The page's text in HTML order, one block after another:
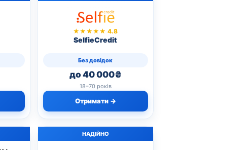
★★★★★ 4.8
SelfieCredit
Без довідок
до 40 000₴
18–70 років
Отримати →
НАДІЙНО